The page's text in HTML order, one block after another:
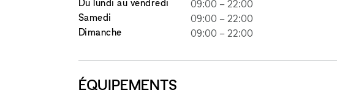
Du lundi au vendredi 09:00 –22:00
Samedi
09:00 –22:00
Dimanche
09:00 –22:00
ÉQUIPEMENTS